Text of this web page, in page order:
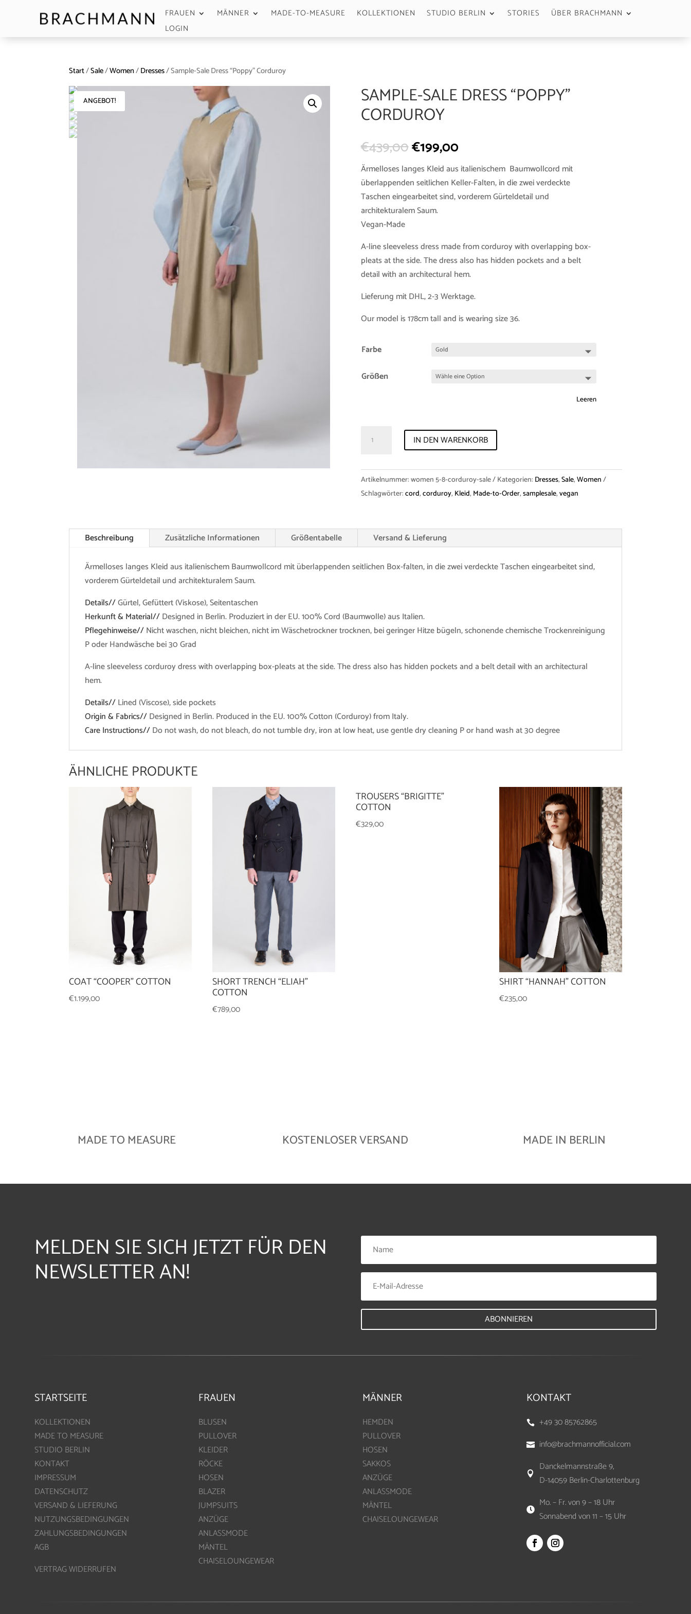
FRAUEN MÄNNER MADE-TO-MEASURE KOLLEKTIONEN STUDIO BERLIN STORIES
ÜBER BRACHMANN
LOGIN
Start/Sale/Women/Dresses/ Sample-Sale Dress “Poppy” Corduroy
ANGEBOT! SAMPLE-SALE DRESS “POPPY”
CORDUROY
€439,00€199,00
Ärmelloses langes Kleid aus italienischem Baumwollcord mit
überlappenden seitlichen Keller-Falten, in die zwei verdeckte
Taschen eingearbeitet sind, vorderem Gürteldetail und
architekturalem Saum.
Vegan-Made
A-line sleeveless dress made from corduroy with overlapping box-
pleats at the side. The dress also has hidden pockets and a belt
detail with an architectural hem.
Lieferung mit DHL, 2-3 Werktage.
Our model is 178cm tall and is wearing size 36.
Farbe
Größen
Leeren
Sale
"Poppy"
Corduroy
Menge
IN DEN WARENKORB
Artikelnummer:women 5-8-corduroy-sale Kategorien: Dresses,Sale,Women
Schlagwörter:cord,corduroy, Kleid, Made-to-Order,samplesale,vegan
Beschreibung Zusätzliche Informationen Größentabelle Versand & Lieferung
Ärmelloses langes Kleid aus italienischem Baumwollcord mit überlappenden seitlichen Box-falten, in die zwei verdeckte Taschen eingearbeitet sind,
vorderem Gürteldetail und architekturalem Saum.
Details//Gürtel, Gefüttert (Viskose), Seitentaschen
Herkunft & Material//Designed in Berlin. Produziert in der EU. 100% Cord (Baumwolle) aus Italien.
Pflegehinweise//Nicht waschen, nicht bleichen, nicht im Wäschetrockner trocknen, bei geringer Hitze bügeln, schonende chemische Trockenreinigung
P oder Handwäsche bei 30 Grad
A-line sleeveless corduroy dress with overlapping box-pleats at the side. The dress also has hidden pockets and a belt detail with an architectural
hem.
Details//Lined (Viscose), side pockets
Origin & Fabrics//Designed in Berlin. Produced in the EU. 100% Cotton (Corduroy) from Italy.
Care Instructions//Do not wash, do not bleach, do not tumble dry, iron at low heat, use gentle dry cleaning P or hand wash at 30 degree
ÄHNLICHE PRODUKTE
COAT “COOPER” COTTON
€1.199,00
SHORT TRENCH “ELIAH”
COTTON
€789,00
TROUSERS “BRIGITTE”
COTTON
€329,00
SHIRT “HANNAH” COTTON
€235,00
MADE TO MEASURE KOSTENLOSER VERSAND MADE IN BERLIN
MELDEN SIE SICH JETZT FÜR DEN
NEWSLETTER AN!
ABONNIEREN
STARTSEITE
KOLLEKTIONEN
MADE TO MEASURE
STUDIO BERLIN
KONTAKT
IMPRESSUM
DATENSCHUTZ
VERSAND & LIEFERUNG
NUTZUNGSBEDINGUNGEN
ZAHLUNGSBEDINGUNGEN
AGB
VERTRAG WIDERRUFEN
FRAUEN
BLUSEN
PULLOVER
KLEIDER
RÖCKE
HOSEN
BLAZER
JUMPSUITS
ANZÜGE
ANLASSMODE
MÄNTEL
CHAISELOUNGEWEAR
MÄNNER
HEMDEN
PULLOVER
HOSEN
SAKKOS
ANZÜGE
ANLASSMODE
MÄNTEL
CHAISELOUNGEWEAR
KONTAKT
 +49 30 85762865
 info@brachmannofficial.com

Danckelmannstraße 9,
D-14059 Berlin-Charlottenburg

Mo. – Fr. von 9 – 18 Uhr
Sonnabend von 11 – 15 Uhr